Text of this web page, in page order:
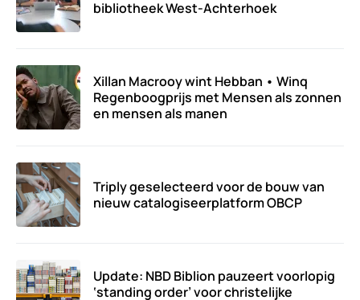
bibliotheek West-Achterhoek
Xillan Macrooy wint Hebban • Winq
Regenboogprijs met Mensen als zonnen
en mensen als manen
Triply geselecteerd voor de bouw van
nieuw catalogiseerplatform OBCP
Update: NBD Biblion pauzeert voorlopig
‘standing order’ voor christelijke